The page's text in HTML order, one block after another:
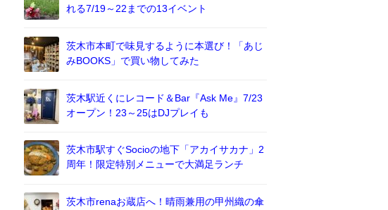
れる7/19～22までの13イベント
茨木市本町で味見するように本選び！「あじ
みBOOKS」で買い物してみた
茨木駅近くにレコード＆Bar『Ask Me』7/23
オープン！23～25はDJプレイも
茨木市駅すぐSocioの地下「アカイサカナ」2
周年！限定特別メニューで大満足ランチ
茨木市renaお蔵店へ！晴雨兼用の甲州織の傘